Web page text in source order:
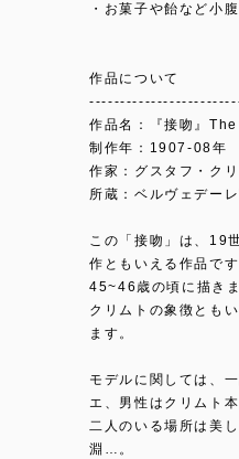
・お菓子や飴など小
作品について
作品名：『接吻』
制作年：1907-08年
作家：グスタフ・クリ
所蔵：ベルヴェデー
この「接吻」は、19
作ともいえる作品です
45~46歳の頃に描きま
クリムトの象徴とも
ます。
モデルに関しては、
エ、男性はクリムト
二人のいる場所は美
淵…。